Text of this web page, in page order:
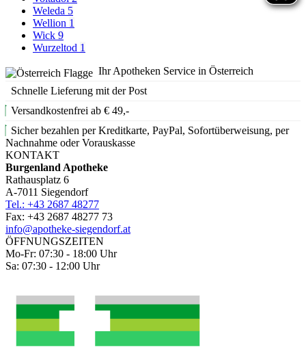
Weleda 5
Wellion 1
Wick 9
Wurzeltod 1
Ihr Apotheken Service in Österreich
Schnelle Lieferung mit der Post
Versandkostenfrei ab € 49,-
Sicher bezahlen per Kreditkarte, PayPal, Sofortüberweisung, per
Nachnahme oder Vorauskasse
KONTAKT
Burgenland Apotheke
Rathausplatz 6
A-7011 Siegendorf
Tel.: +43 2687 48277
Fax: +43 2687 48277 73
info@apotheke-siegendorf.at
ÖFFNUNGSZEITEN
Mo-Fr: 07:30 - 18:00 Uhr
Sa: 07:30 - 12:00 Uhr